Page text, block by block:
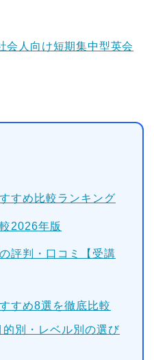
会人向け短期集中型英会
すめ比較ランキング
2026年版
評判・口コミ【受講
すめ8選を徹底比較
的別・レベル別の選び